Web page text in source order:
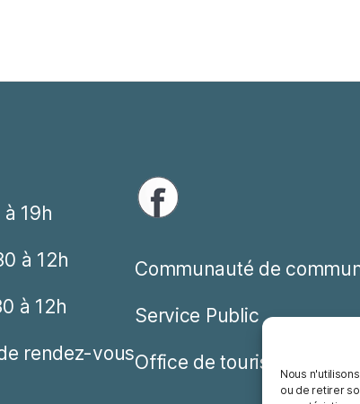
Nous
ou de retirer
19h
à 12h
à 12h
rendez-vous
Communauté de
Service Public
Office de tourisme